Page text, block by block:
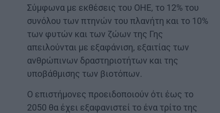
Σύμφωνα με εκθέσεις του ΟΗΕ, το 12% του
συνόλου των πτηνών του πλανήτη και το 10%
των φυτών και των ζώων της Γης
απειλούνται με εξαφάνιση, εξαιτίας των
ανθρώπινων δραστηριοτήτων και της
υποβάθμισης των βιοτόπων.
Ο επιστήμονες προειδοποιούν ότι έως το
2050 θα έχει εξαφανιστεί το ένα τρίτο της